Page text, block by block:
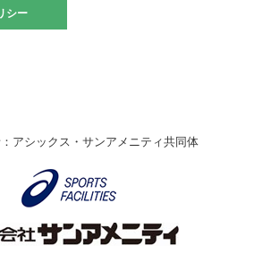
ージボールの部開催☆
会 バレーボール大会が開催されました
を開催しました！
シー
シー
アシックス・サンアメニティ共同体